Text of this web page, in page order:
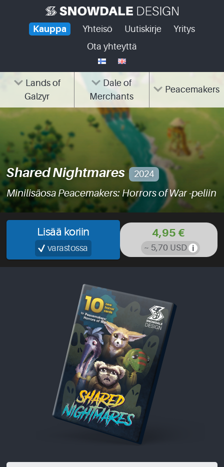
content Kauppa Yhteisö Uutiskirje
Yritys
Ota yhteyttä
Lands of
Galzyr
Dale of
Merchants
Peacemakers
Shared Nightmares 2024
Minilisäosa Peacemakers: Horrors of War -peliin
Lisää koriin
varastossa
4,95 €
~ 5,70 USD